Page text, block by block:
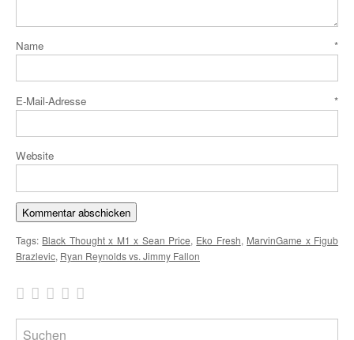
Name *
E-Mail-Adresse *
Website
Tags: Black Thought x M1 x Sean Price, Eko Fresh, MarvinGame x Figub
Brazlevic, Ryan Reynolds vs. Jimmy Fallon